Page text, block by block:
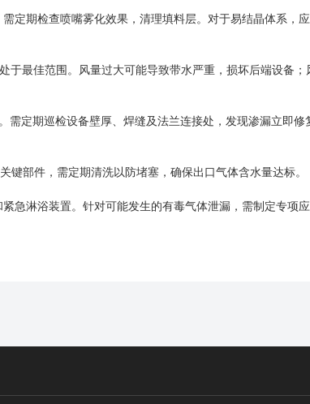
定期检查喷嘴雾化效果，清理填料层。对于易结晶体系，
于最佳范围。风量过大可能导致带水严重，损坏后端设备；
需定期巡检设备壁厚、焊缝及法兰连接处，发现渗漏立即修
键部件，需定期清洗以防堵塞，确保出口气体含水量达标
急淋浴装置。针对可能发生的有毒气体泄漏，需制定专项